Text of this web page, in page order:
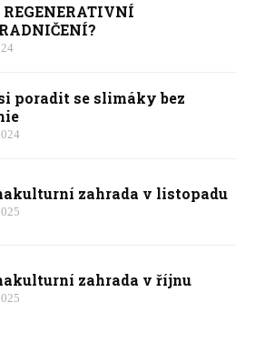
REGENERATIVNÍ
poradit se slimáky bez
zahrada v listopadu
zahrada v říjnu